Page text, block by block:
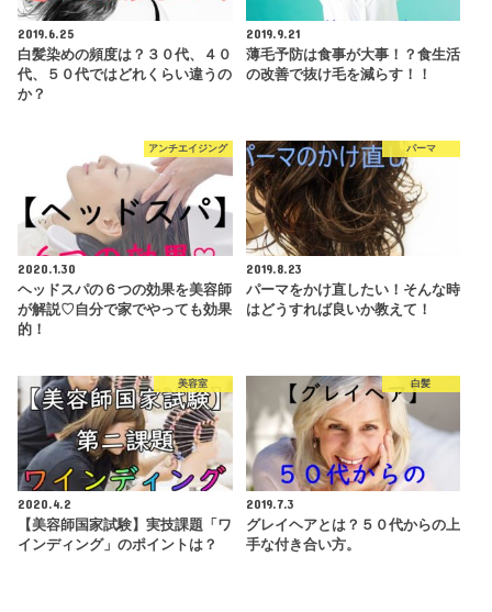
2019.6.25
白髪染めの頻度は？３０代、４０
代、５０代ではどれくらい違うの
か？
2019.9.21
薄毛予防は食事が大事！？食生活
の改善で抜け毛を減らす！！
アンチエイジング
2020.1.30
ヘッドスパの６つの効果を美容師
が解説♡自分で家でやっても効果
的！
パーマ
2019.8.23
パーマをかけ直したい！そんな時
はどうすれば良いか教えて！
美容室
2020.4.2
【美容師国家試験】実技課題「ワ
インディング」のポイントは？
白髪
2019.7.3
グレイヘアとは？５０代からの上
手な付き合い方。